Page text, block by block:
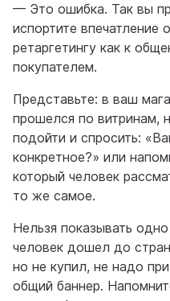
— Это ошибка. Так вы
испортите впечатление
ретаргетингу как к
покупателем.
Представьте: в ваш
прошелся по
подойти и спросить:
конкретное?» или
который человек
то же самое.
Нельзя показывать
человек дошел до
но не купил, не надо
общий баннер.